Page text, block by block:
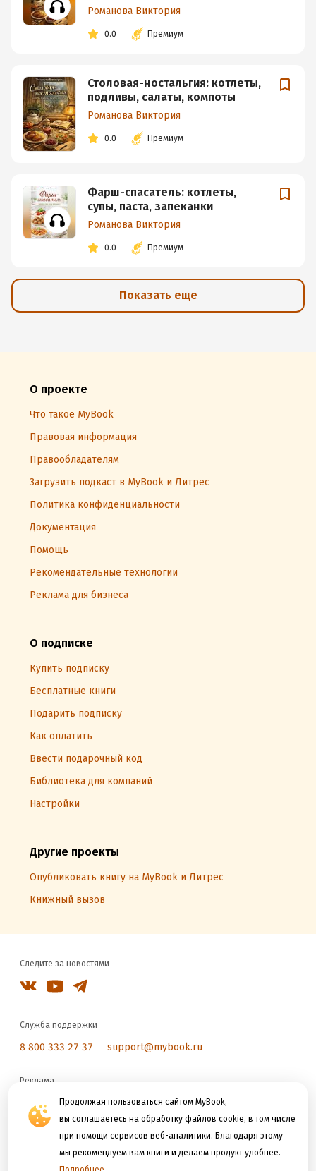
Продолжая пользоваться сайтом MyBook,
вы соглашаетесь на обработку файлов cookie, в том числе
при помощи сервисов веб-аналитики. Благодаря этому
мы рекомендуем вам книги и делаем продукт удобнее.
Романова Виктория
0.0 Премиум
Столовая-ностальгия: котлеты,
подливы, салаты, компоты
Романова Виктория
0.0 Премиум
Фарш-спасатель: котлеты,
супы, паста, запеканки
Романова Виктория
0.0 Премиум
Показать еще
О проекте
Что такое MyBook
Правовая информация
Правообладателям
Загрузить подкаст в MyBook и Литрес
Политика конфиденциальности
Документация
Помощь
Рекомендательные технологии
Реклама для бизнеса
О подписке
Купить подписку
Бесплатные книги
Подарить подписку
Как оплатить
Ввести подарочный код
Библиотека для компаний
Настройки
Другие проекты
Опубликовать книгу на MyBook и Литрес
Книжный вызов
Следите за новостями
Служба поддержки
8 800 333 27 37 support@mybook.ru
Реклама
reklama@litres.ru
Мы принимаем к оплате